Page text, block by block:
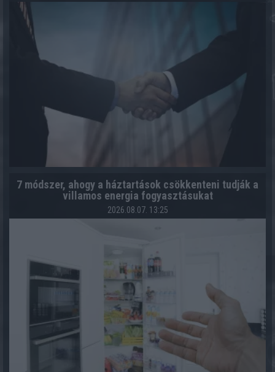
7 módszer, ahogy a háztartások csökkenteni tudják a
villamos energia fogyasztásukat
2026.08.07. 13:25